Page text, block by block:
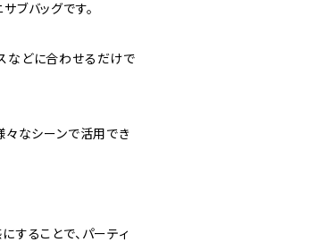
ブバッグです。
などに合わせるだけで
々なシーンで活用でき
することで、パーティ